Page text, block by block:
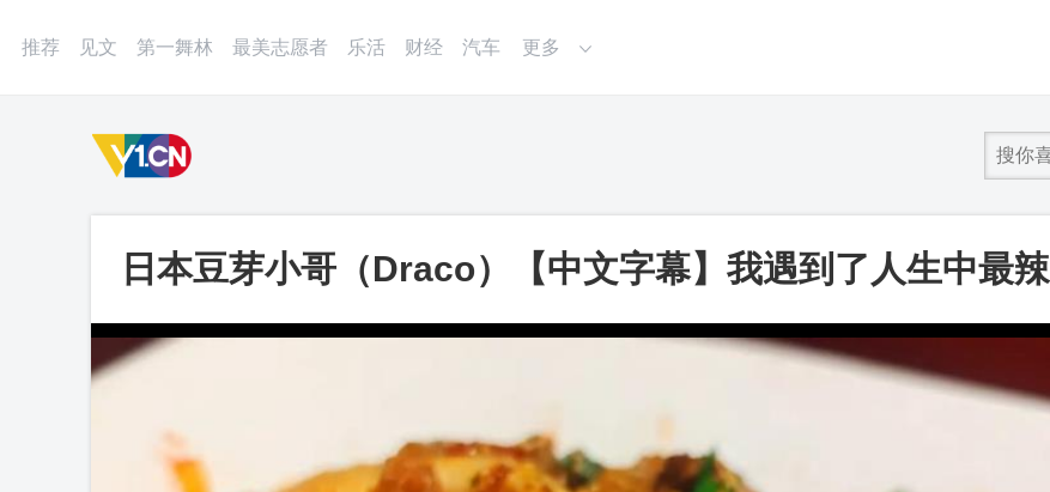
推荐 见文 第一舞林 最美志愿者 乐活 财经 汽车 更多
日本豆芽小哥（Draco）【中文字幕】我遇到了人生中最辣
的食物！卡罗莱纳死神辣椒！！_第一视频